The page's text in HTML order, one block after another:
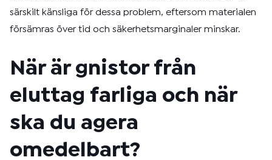
särskilt känsliga för dessa problem, eftersom materialen
försämras över tid och säkerhetsmarginaler minskar.
När är gnistor från
eluttag farliga och när
ska du agera
omedelbart?